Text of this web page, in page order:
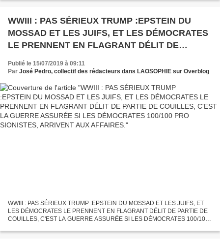
WWIII : PAS SÉRIEUX TRUMP :EPSTEIN DU
MOSSAD ET LES JUIFS, ET LES DÉMOCRATES
LE PRENNENT EN FLAGRANT DÉLIT DE
PARTIE DE COUILLES, C'EST LA GUERRE
ASSURÉE SI LES DÉMOCRATES 100/100 PRO
SIONISTES, ARRIVENT AUX AFFAIRES.
Publié le 15/07/2019 à 09:11
Par José Pedro, collectif des rédacteurs dans LAOSOPHIE sur Overblog
WWIII : PAS SÉRIEUX TRUMP :EPSTEIN DU MOSSAD ET LES JUIFS, ET
LES DÉMOCRATES LE PRENNENT EN FLAGRANT DÉLIT DE PARTIE DE
COUILLES, C'EST LA GUERRE ASSURÉE SI LES DÉMOCRATES 100/100
MERVEILLEUX...